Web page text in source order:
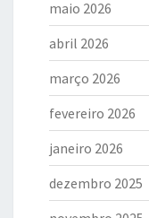
maio 2026
abril 2026
março 2026
fevereiro 2026
janeiro 2026
dezembro 2025